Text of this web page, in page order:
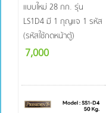
แบบใหม่ 28 กก. รุ่น
LS1D4 มี 1 กุญแจ 1 รหัส
(รหัสใช้กดหน้าตู้)
7,000